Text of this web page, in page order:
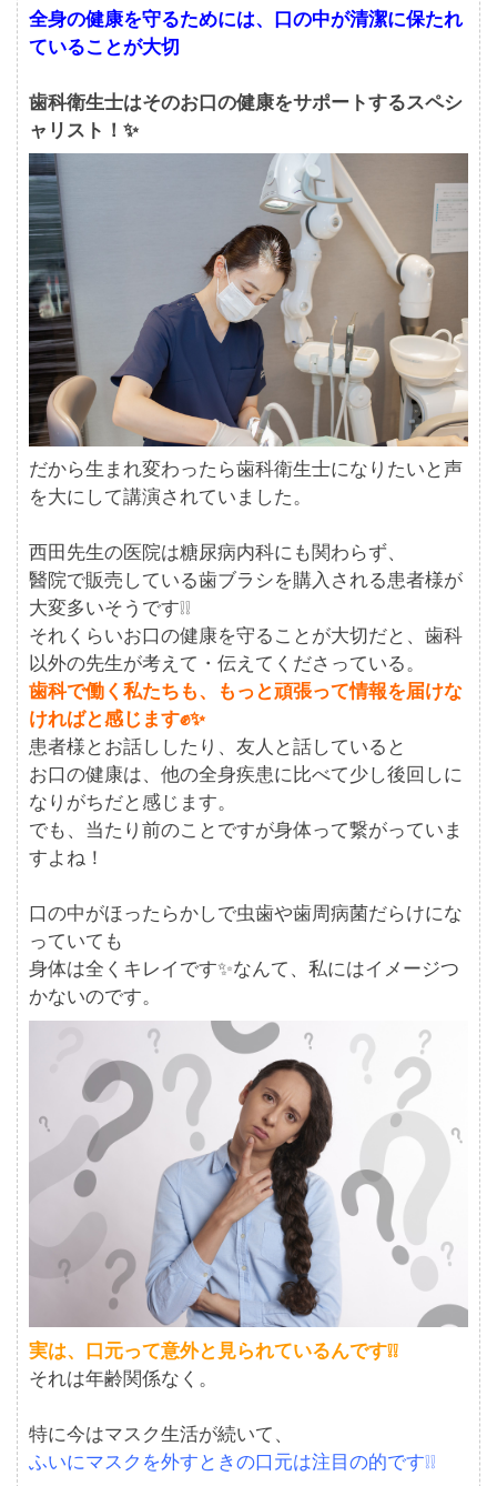
全身の健康を守るためには、口の中が清潔に保たれ
ていることが大切
歯科衛生士はそのお口の健康をサポートするスペシ
ャリスト！✨
だから生まれ変わったら歯科衛生士になりたいと声
を大にして講演されていました。
西田先生の医院は糖尿病内科にも関わらず、
醫院で販売している歯ブラシを購入される患者様が
大変多いそうです❕❕
それくらいお口の健康を守ることが大切だと、歯科
以外の先生が考えて・伝えてくださっている。
歯科で働く私たちも、もっと頑張って情報を届けな
ければと感じます✊✨
患者様とお話ししたり、友人と話していると
お口の健康は、他の全身疾患に比べて少し後回しに
なりがちだと感じます。
でも、当たり前のことですが身体って繋がっていま
すよね！
口の中がほったらかしで虫歯や歯周病菌だらけにな
っていても
身体は全くキレイです✨なんて、私にはイメージつ
かないのです。
実は、口元って意外と見られているんです❕❕
それは年齢関係なく。
特に今はマスク生活が続いて、
ふいにマスクを外すときの口元は注目の的です❕❕